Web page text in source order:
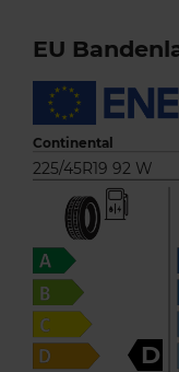
EU
Continental
225/45R19 92 W
D